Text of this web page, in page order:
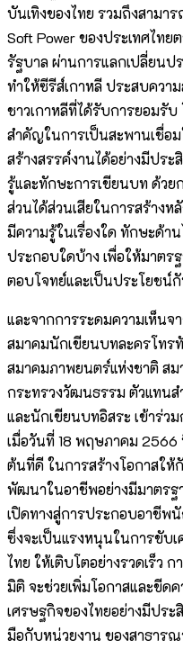
บันเทิงของไทย รวมถึงสามา
Soft Power ของประเทศไท
รัฐบาล ผ่านการแลกเปลี่ยน
ทำให้ซีรีส์เกาหลี ประสบควา
ชาวเกาหลีที่ได้รับการยอม
สำคัญในการเป็นสะพานเชื่อ
สร้างสรรค์งานได้อย่างมีปร
รู้และทักษะการเขียนบท ด้ว
ส่วนได้ส่วนเสียในการสร้าง
มีความรู้ในเรื่องใด ทักษะด้า
ประกอบใดบ้าง เพื่อให้มาต
ตอบโจทย์และเป็นประโยชน์
และจากการระดมความเห็น
สมาคมนักเขียนบทละครโท
สมาคมภาพยนตร์แห่งชาติ สม
กระทรวงวัฒนธรรม ตัวแทนส
และนักเขียนบทอิสระ เข้าร่ว
เมื่อวันที่ 18 พฤษภาคม 2566
ต้นที่ดี ในการสร้างโอกาสใ
พัฒนาในอาชีพอย่างมีมาตร
เปิดทางสู่การประกอบอาชีพ
ซึ่งจะเป็นแรงหนุนในการขับ
ไทย ให้เติบโตอย่างรวดเร็ว
มิติ จะช่วยเพิ่มโอกาสและขีด
เศรษฐกิจของไทยอย่างมีปร
มือกับหน่วยงาน ของสาธารณ